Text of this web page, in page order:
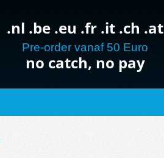
.nl .be .eu .fr .it .ch .at
Pre-order vanaf 50 Euro
no catch, no pay